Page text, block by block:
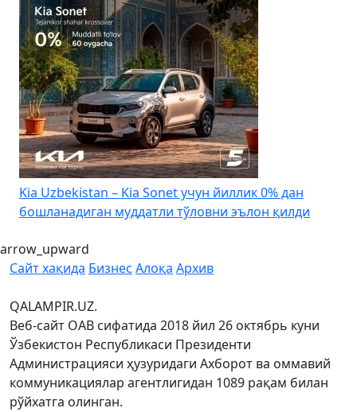
Kia Uzbekistan – Kia Sonet учун йиллик 0% дан
бошланадиган муддатли тўловни эълон қилди
arrow_upward
Сайт хақида Бизнес Алоқа Архив
QALAMPIR.UZ.
Веб-сайт ОАВ сифатида 2018 йил 26 октябрь куни
Ўзбекистон Республикаси Президенти
Администрацияси ҳузуридаги Ахборот ва оммавий
коммуникациялар агентлигидан 1089 рақам билан
рўйхатга олинган.